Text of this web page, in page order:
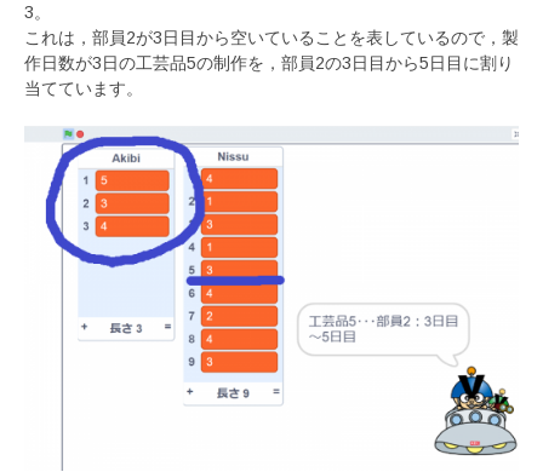
3。
これは，部員2が3日目から空いていることを表しているので，製
作日数が3日の工芸品5の制作を，部員2の3日目から5日目に割り
当てています。